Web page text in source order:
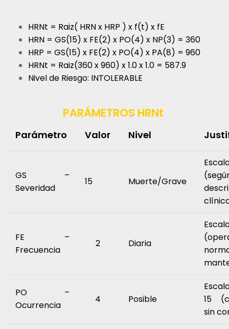
HRNt = Raiz( HRN x HRP ) x f(t) x fE
HRN = GS(15) x FE(2) x PO(4) x NP(3) = 360
HRP = GS(15) x FE(2) x PO(4) x PA(8) = 960
HRNt = Raiz(360 x 960) x 1.0 x 1.0 = 587.9
Nivel de Riesgo: INTOLERABLE
PARÁMETROS HRNt
Parámetro Valor Nivel
GS –
Severidad
15 Muerte/Grave
FE –
Frecuencia
2 Diaria
PO –
Ocurrencia
4 Posible
15
sin